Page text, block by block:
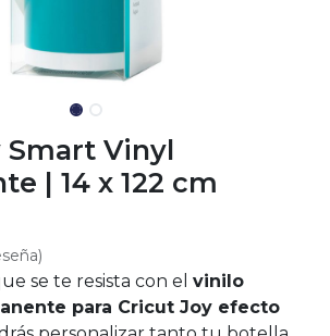
Smart Vinyl
| 14 x 122 cm
se te resista con el vinilo
para Cricut Joy efecto